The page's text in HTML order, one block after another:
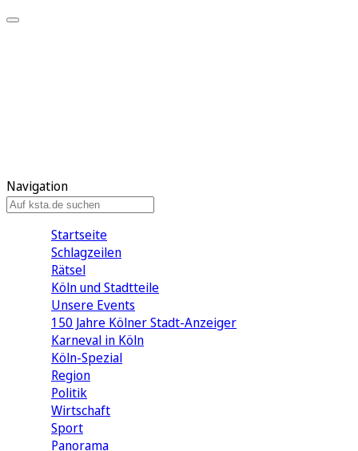
Navigation
Startseite
Schlagzeilen
Rätsel
Köln und Stadtteile
Unsere Events
150 Jahre Kölner Stadt-Anzeiger
Karneval in Köln
Köln-Spezial
Region
Politik
Wirtschaft
Sport
Panorama